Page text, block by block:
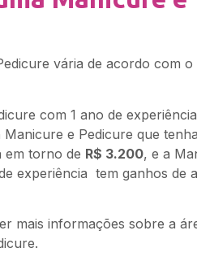
vária de acordo com o
com 1 ano de
Manicure e Pedicure que
em torno de R$ 3.200, e a
experiência tem ganhos de
mais informações sobre a